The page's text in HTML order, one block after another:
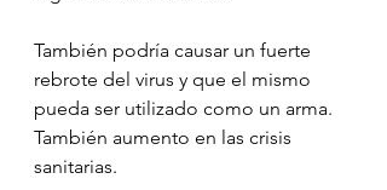
También podría causar un fuerte
rebrote del virus y que el mismo
pueda ser utilizado como un arma.
También aumento en las crisis
sanitarias.